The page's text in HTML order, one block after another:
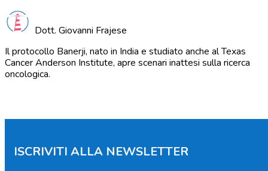
Dott. Giovanni Frajese
Il protocollo Banerji, nato in India e studiato anche al Texas
Cancer Anderson Institute, apre scenari inattesi sulla ricerca
oncologica.
ISCRIVITI ALLA NEWSLETTER